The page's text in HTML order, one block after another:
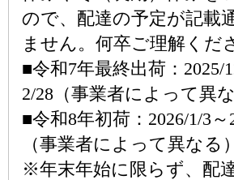
ので、配達の予定が記載
ません。何卒ご理解くだ
■令和7年最終出荷：2025/
2/28（事業者によって異な
■令和8年初荷：2026/1/3～
（事業者によって異なる）
※年末年始に限らず、配